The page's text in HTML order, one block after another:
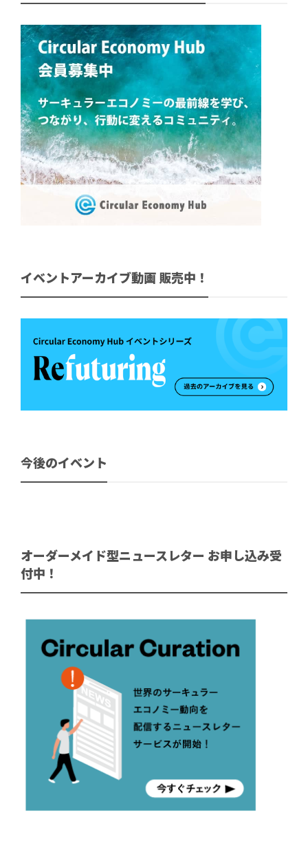
イベントアーカイブ動画 販売中！
今後のイベント
オーダーメイド型ニュースレター お申し込み受
付中！